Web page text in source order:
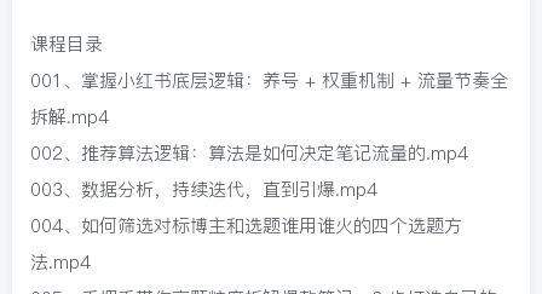
课程目录
001、掌握小红书底层逻辑：养号 + 权重机制 + 流量节奏全
拆解.mp4
002、推荐算法逻辑：算法是如何决定笔记流量的.mp4
003、数据分析，持续迭代，直到引爆.mp4
004、如何筛选对标博主和选题谁用谁火的四个选题方
法.mp4